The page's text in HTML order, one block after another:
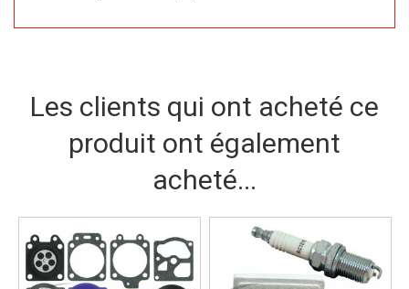
Les clients qui ont acheté ce
produit ont également
acheté...